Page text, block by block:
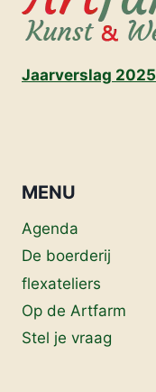
Jaarverslag 2025
MENU
Agenda
De boerderij
flexateliers
Op de Artfarm
Stel je vraag